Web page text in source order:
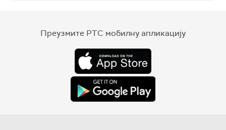
Преузмите РТС мобилну апликацију